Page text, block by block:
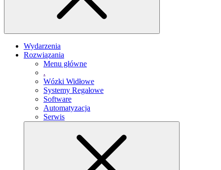
Wydarzenia
Rozwiązania
Menu główne
.
Wózki Widłowe
Systemy Regałowe
Software
Automatyzacja
Serwis